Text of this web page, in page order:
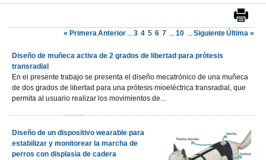
« PrimeraAnterior ...3 4 5 6 7 ...10 ...SiguienteÚltima »
Diseño de muñeca activa de 2 grados de libertad para prótesis
transradial
En el presente trabajo se presenta el diseño mecatrónico de una muñeca
de dos grados de libertad para una prótesis mioeléctrica transradial, que
permita al usuario realizar los movimientos de...
Diseño de un dispositivo wearable para
estabilizar y monitorear la marcha de
perros con displasia de cadera